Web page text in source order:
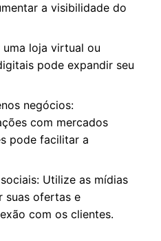
a visibilidade do
uma loja virtual ou
pode expandir seu
negócios:
com mercados
pode facilitar a
Utilize as mídias
suas ofertas e
com os clientes.